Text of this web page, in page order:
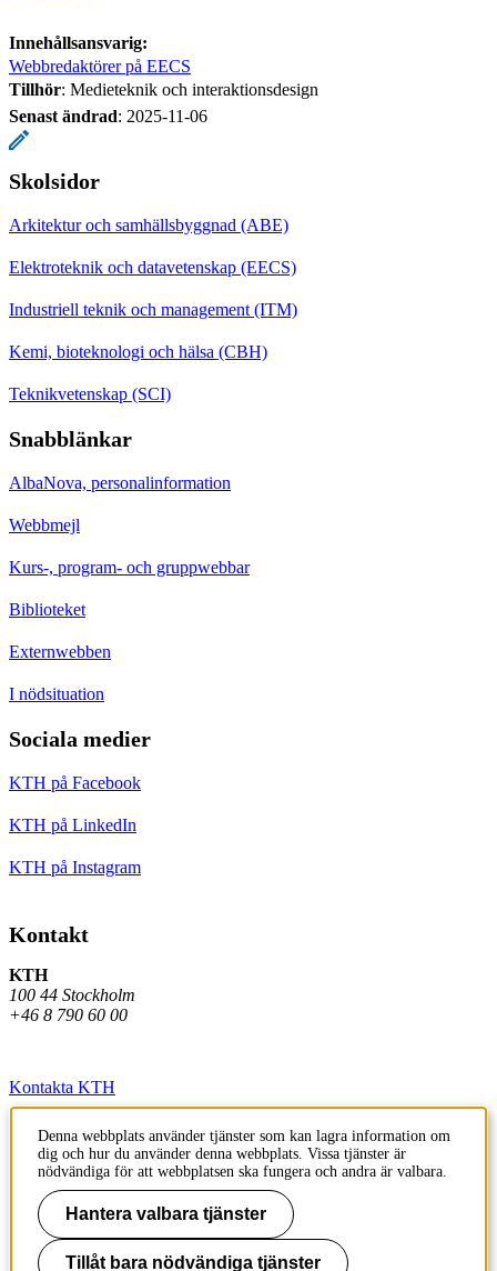
Innehållsansvarig:
Webbredaktörer på EECS
Tillhör: Medieteknik och interaktionsdesign
Senast ändrad: 2025-11-06
Skolsidor
Arkitektur och samhällsbyggnad (ABE)
Elektroteknik och datavetenskap (EECS)
Industriell teknik och management (ITM)
Kemi, bioteknologi och hälsa (CBH)
Teknikvetenskap (SCI)
Snabblänkar
AlbaNova, personalinformation
Webbmejl
Kurs-, program- och gruppwebbar
Biblioteket
Externwebben
I nödsituation
Sociala medier
KTH på Facebook
KTH på LinkedIn
KTH på Instagram
Kontakt
KTH
100 44 Stockholm
+46 8 790 60 00
Kontakta KTH
Jobba på KTH
Press och media
Faktura och betalning KTH
Om KTH:s webbplatser
Denna webbplats använder tjänster som kan lagra information om
dig och hur du använder denna webbplats. Vissa tjänster är
nödvändiga för att webbplatsen ska fungera och andra är valbara.
Hantera valbara tjänster
Tillåt bara nödvändiga tjänster